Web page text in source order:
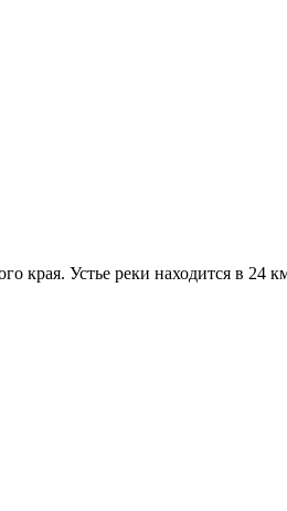
края. Устье реки находится в 24